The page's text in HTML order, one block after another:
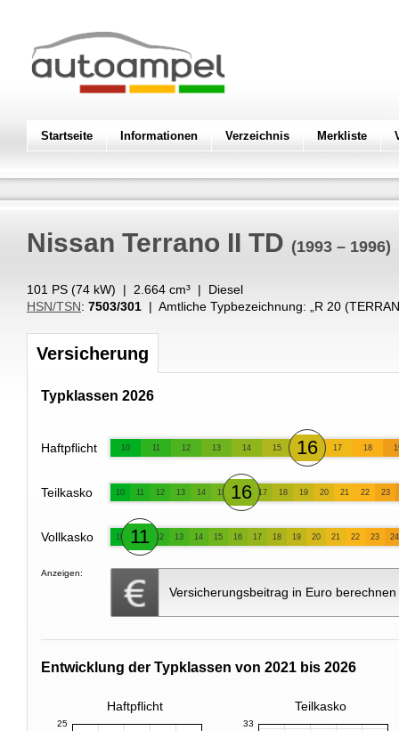
Startseite Informationen Verzeichnis Merkliste
Nissan Terrano II TD (1993 – 1996)
101 PS (74 kW) | 2.664 cm³ | Diesel
HSN/TSN: 7503/301 | Amtliche Typbezeichnung: „ R 20
Versicherung
Typklassen 2026
Haftpflicht 10 11 12 13 14 15 16 17 18
Teilkasko 10 11 12 13 14 15 16 17 18 19 20 21 22 23
Vollkasko 10 11 12 13 14 15 16 17 18 19 20 21 22 23 24
Anzeigen:
Versicherungsbeitrag in Euro berechnen
Entwicklung der Typklassen von 2021 bis 2026
Haftpflicht Teilkasko
25 33